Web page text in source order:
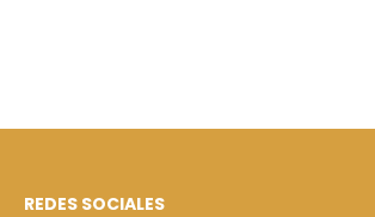
REDES SOCIALES